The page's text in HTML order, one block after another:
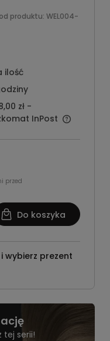
produktu: WEL004-
ilość
zł -
InPost
przed
Do koszyka
wybierz prezent
tej serii!